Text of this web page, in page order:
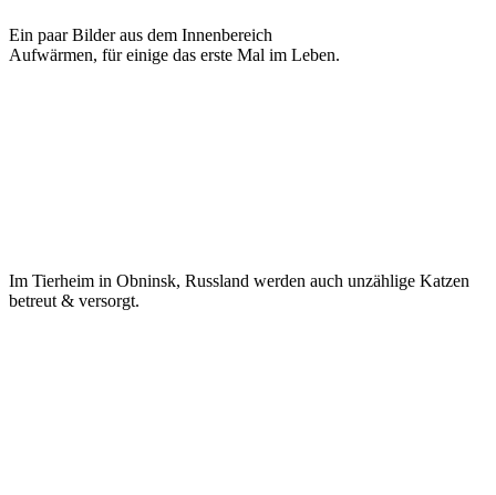
Ein paar Bilder aus dem Innenbereich
Aufwärmen, für einige das erste Mal im Leben.
Im Tierheim in Obninsk, Russland werden auch unzählige Katzen
betreut & versorgt.